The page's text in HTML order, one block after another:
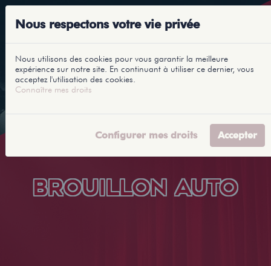
BROUILLON AUTO
Nous respectons votre vie privée
Nous utilisons des cookies pour vous garantir la meilleure
expérience sur notre site. En continuant à utiliser ce dernier, vous
acceptez l'utilisation des cookies.
Connaître mes droits
Configurer mes droits Accepter